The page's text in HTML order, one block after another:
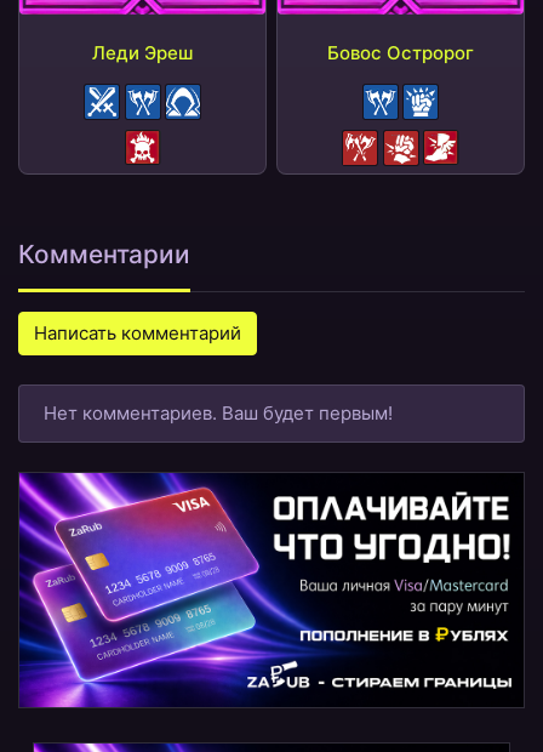
Леди Эреш Бовос Остророг
Комментарии
Написать комментарий
Нет комментариев. Ваш будет первым!